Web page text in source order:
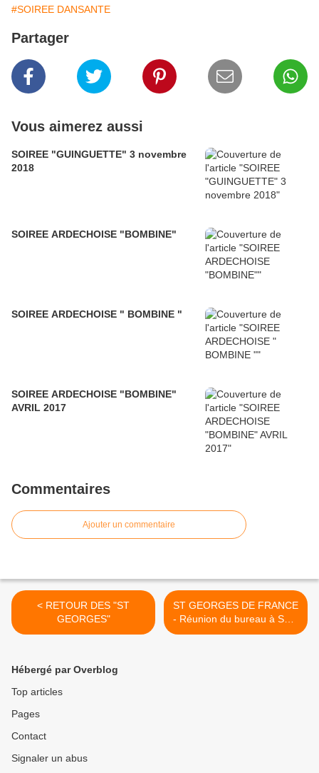
#SOIREE DANSANTE
Partager
Vous aimerez aussi
SOIREE "GUINGUETTE" 3 novembre
2018
SOIREE ARDECHOISE "BOMBINE"
SOIREE ARDECHOISE " BOMBINE "
SOIREE ARDECHOISE "BOMBINE"
AVRIL 2017
Commentaires
Ajouter un commentaire
< RETOUR DES "ST
GEORGES"
ST GEORGES DE FRANCE
- Réunion du bureau à STG
des GARDES 49 >
Hébergé par Overblog
Top articles
Pages
Contact
Signaler un abus